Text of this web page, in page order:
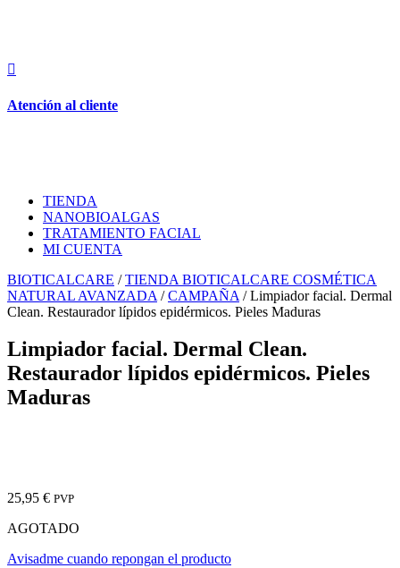

Atención al cliente
TIENDA
NANOBIOALGAS
TRATAMIENTO FACIAL
MI CUENTA
BIOTICALCARE /TIENDA BIOTICALCARE COSMÉTICA
NATURAL AVANZADA /CAMPAÑA / Limpiador facial. Dermal
Clean. Restaurador lípidos epidérmicos. Pieles Maduras
Limpiador facial. Dermal Clean.
Restaurador lípidos epidérmicos. Pieles
Maduras
25,95 € PVP
AGOTADO
Avisadme cuando repongan el producto